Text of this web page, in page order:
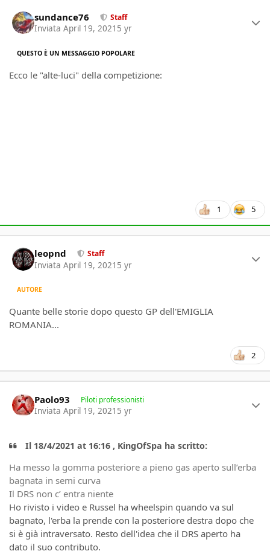
sundance76 Staff
Inviata April 19, 2021 5 yr
QUESTO È UN MESSAGGIO POPOLARE
Ecco le "alte-luci" della competizione:
1 5
leopnd Staff
Inviata April 19, 2021 5 yr
AUTORE
Quante belle storie dopo questo GP dell'EMIGLIA
ROMANIA...
2
Paolo93 Piloti professionisti
Inviata April 19, 2021 5 yr
Il 18/4/2021 at 16:16 , KingOfSpa ha scritto:
Ha messo la gomma posteriore a pieno gas aperto sull’erba
bagnata in semi curva
Il DRS non c’ entra niente
Ho rivisto i video e Russel ha wheelspin quando va sul
bagnato, l'erba la prende con la posteriore destra dopo che
si è già intraversato. Resto dell'idea che il DRS aperto ha
dato il suo contributo.